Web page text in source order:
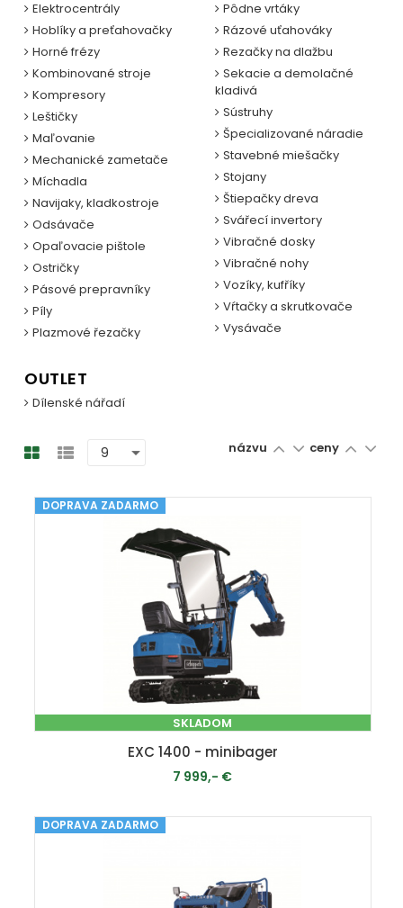
Elektrocentrály
Hoblíky a preťahovačky
Horné frézy
Kombinované stroje
Kompresory
Leštičky
Maľovanie
Mechanické zametače
Míchadla
Navijaky, kladkostroje
Odsávače
Opaľovacie pištole
Ostričky
Pásové prepravníky
Píly
Plazmové řezačky
Pôdne vrtáky
Rázové uťahováky
Rezačky na dlažbu
Sekacie a demolačné
kladivá
Sústruhy
Špecializované náradie
Stavebné miešačky
Stojany
Štiepačky dreva
Svářecí invertory
Vibračné dosky
Vibračné nohy
Vozíky, kufříky
Vŕtačky a skrutkovače
Vysávače
OUTLET
Dílenské nářadí
názvu ceny
DOPRAVA ZADARMO
SKLADOM
EXC 1400 - minibager
7 999,- €
PRIDAŤ DO KOŠÍKA
DOPRAVA ZADARMO